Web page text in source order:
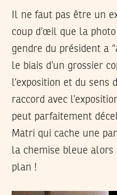
Il ne faut pas être un
coup d’œil que la
gendre du président a
le biais d’un grossier
l’exposition et du sens
raccord avec
peut parfaitement
Matri qui cache une
la chemise bleue
plan !